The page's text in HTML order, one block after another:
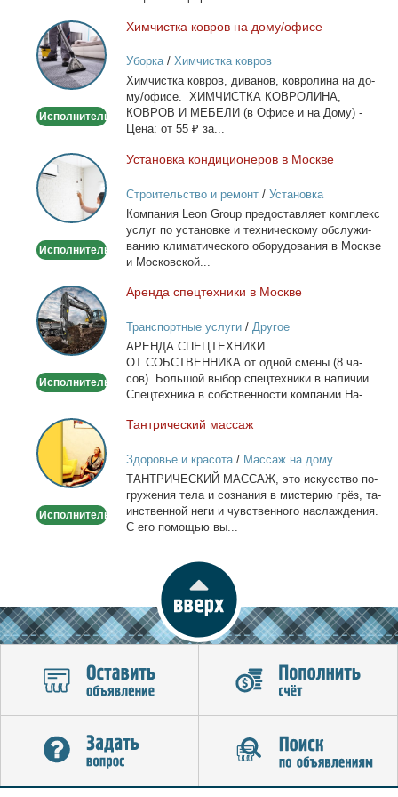
Химчистка
ковров
на
дому/
Исполнитель
Хим­чист­ка ков­ров на до­му/офи­се
Уборка/ Химчистка ковров
Хим­чист­ка ков­ров, ди­ва­нов, ков­ро­ли­на на до­
му/офи­се. ХИМЧИСТКА КОВРОЛИНА,
КОВРОВ И МЕБЕЛИ (в Офи­се и на До­му) -
Це­на: от 55 ₽ за...
Установка
кондиционеров
в
Москве
Исполнитель
Уста­нов­ка кон­ди­ци­о­не­ров в Москве
Строительство и ремонт/ Установка
кондиционеров
Ком­па­ния Leon Group предо­став­ля­ет ком­плекс
услуг по уста­нов­ке и тех­ни­че­ско­му об­слу­жи­
ва­нию кли­ма­ти­че­ско­го обо­ру­до­ва­ния в Москве
и Мос­ков­ской...
Аренда
спецтехники
в
Москве
Исполнитель
Арен­да спец­тех­ни­ки в Москве
Транспортные услуги/ Другое
АРЕНДА СПЕЦТЕХНИКИ
ОТ СОБСТВЕННИКА от од­ной сме­ны (8 ча­
сов). Боль­шой вы­бор спец­тех­ни­ки в на­ли­чии
Спец­тех­ни­ка в соб­ствен­но­сти ком­па­нии На­
Тантрический
массаж
Исполнитель
Тан­три­че­ский мас­саж
Здоровье и красота/ Массаж на дому
ТАНТРИЧЕСКИЙ МАССАЖ, это ис­кус­ство по­
гру­же­ния те­ла и со­зна­ния в ми­сте­рию грёз, та­
ин­ствен­ной неги и чув­ствен­но­го на­сла­жде­ния.
С его по­мо­щью вы...